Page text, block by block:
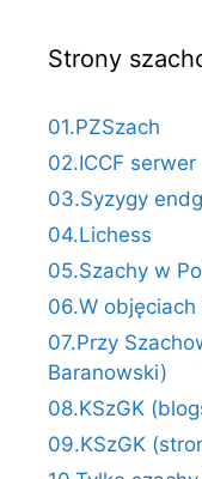
Strony
01.PZSzach
02.ICCF serwer
03.Syzygy
04.Lichess
05.Szachy w
06.W
07.Przy
Baranowski)
08.KSzGK
09.KSzGK